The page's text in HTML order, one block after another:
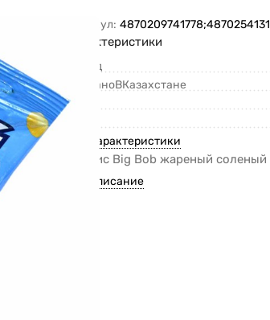
Артикул:
Характеристики
Бренд
СделаноВКазахстане
Вес
Все характеристики
Арахис Вig Bob жареный
Все описание